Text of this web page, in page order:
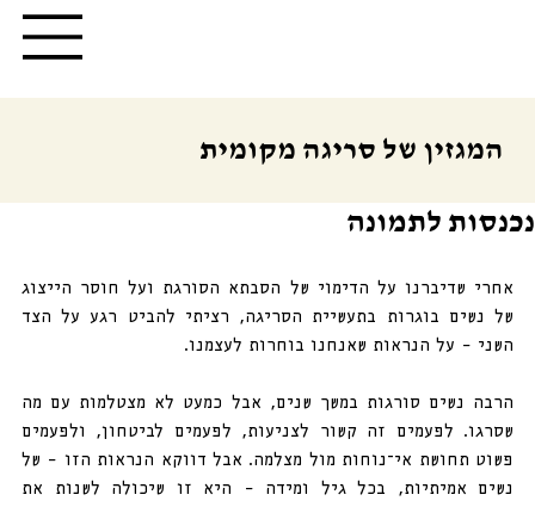
המגזין של סריגה מקומית
נכנסות לתמונה
השני – על הנראות שאנחנו בוחרות לעצמנו.